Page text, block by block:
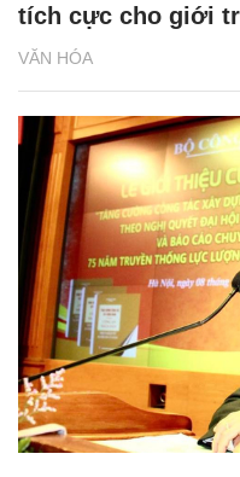
VĂN HÓA
tích cực cho giới